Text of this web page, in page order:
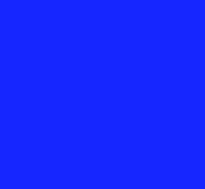
INSS inicialmente.
INSS, fazer login,
as instruções para
o processo de
a condição de